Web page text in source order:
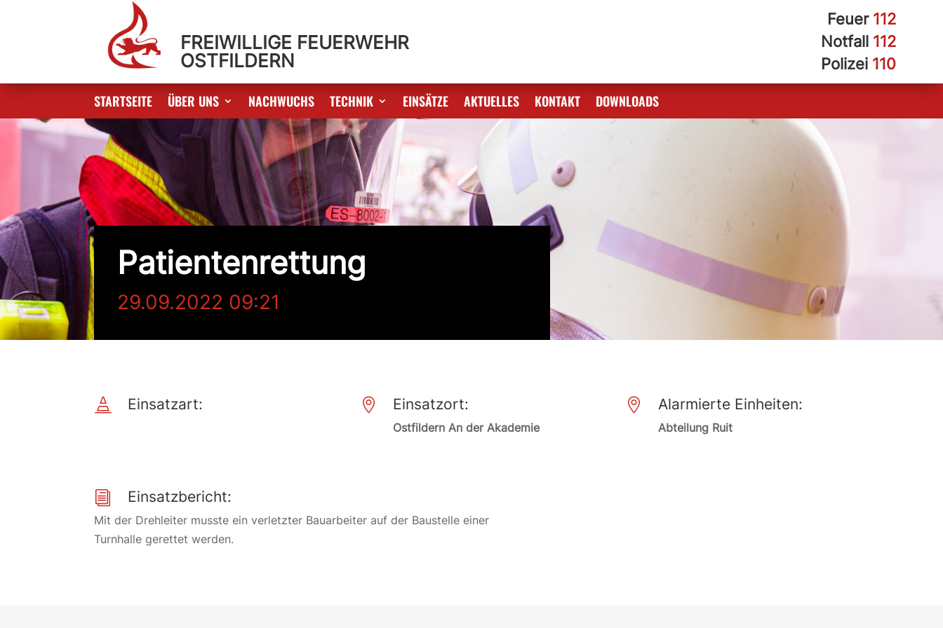
FREIWILLIGE FEUERWEHR
OSTFILDERN
Feuer 112
Notfall 112
Polizei 110
STARTSEITE ÜBER UNS NACHWUCHS TECHNIK EINSÄTZE AKTUELLES KONTAKT DOWNLOADS
Patientenrettung
29.09.2022 09:21
 Einsatzart:  Einsatzort:
Ostfildern An der Akademie
 Alarmierte Einheiten:
Abteilung Ruit
i Einsatzbericht:
Mit der Drehleiter musste ein verletzter Bauarbeiter auf der Baustelle einer
Turnhalle gerettet werden.